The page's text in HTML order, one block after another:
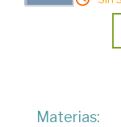
Materias: